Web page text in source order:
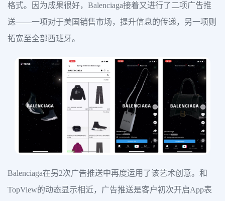
格式。因为成果很好，Balenciaga接着又进行了二项广告推
送——一项对于美国销售市场，提升信息的传递，另一项则
拓宽至全部西班牙。
Balenciaga在另2次广告推送中再度运用了该艺术创意。和
TopView的动态显示相近，广告推送是客户初次开启App表